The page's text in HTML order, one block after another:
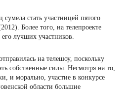
стать участницей пятого
Более того, на телепроекте
лучших участников.
на телешоу, поскольку
собственные силы. Несмотря на то,
и морально, участие в конкурсе
области большие